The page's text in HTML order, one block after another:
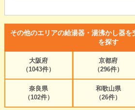
その他のエリアの給湯器・湯沸かし器
を探す
大阪府
（1043件）
京都府
（296件）
奈良県
（102件）
和歌山県
（26件）